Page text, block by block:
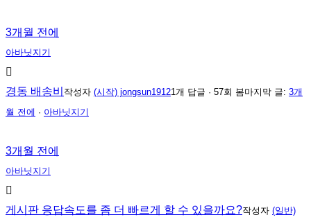
3개월 전에
아바닛지기
경동 배송비 작성자 (시작) jongsun19121개 답글 · 57회 봄마지막 글: 3개
월 전에 · 아바닛지기
3개월 전에
아바닛지기
게시판 응답속도를 좀 더 빠르게 할 수 있을까요?작성자 (일반)